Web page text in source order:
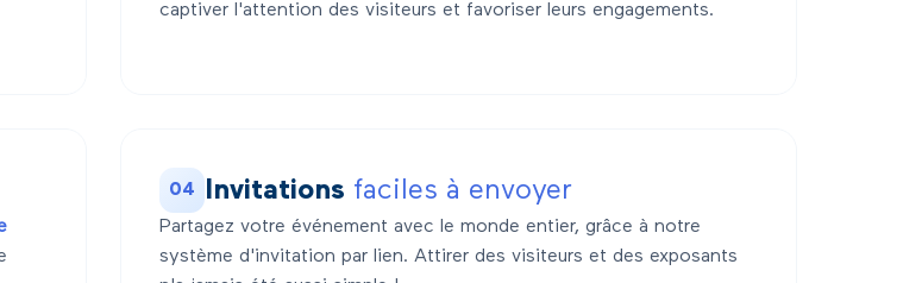
captiver l'attention des visiteurs et favoriser leurs engagements.
04 Invitations faciles à envoyer
Partagez votre événement avec le monde entier, grâce à notre
système d'invitation par lien. Attirer des visiteurs et des exposants